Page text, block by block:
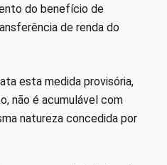
do benefício de
de renda do
esta medida provisória,
não é acumulável com
natureza concedida por